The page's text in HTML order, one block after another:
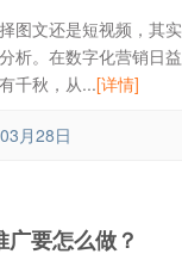
图文还是短视频，其
析。在数字化营销日
千秋，从...[详情]
月28日
要怎么做？